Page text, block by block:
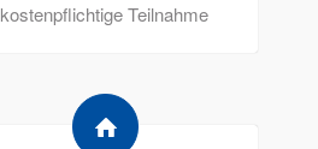
kostenpflichtige Teilnahme